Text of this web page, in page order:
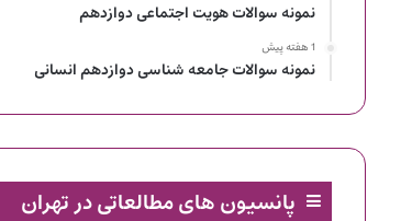
نمونه سوالات هویت اجتماعی دوازدهم
1 هفته پیش
نمونه سوالات جامعه شناسی دوازدهم انسانی
پانسیون های مطالعاتی در تهران